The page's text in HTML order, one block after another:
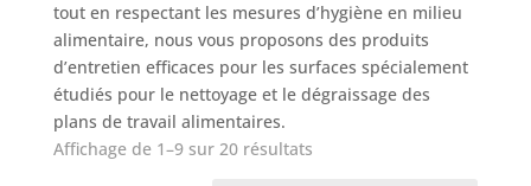
tout en respectant les mesures d’hygiène en milieu
alimentaire, nous vous proposons des produits
d’entretien efficaces pour les surfaces spécialement
étudiés pour le nettoyage et le dégraissage des
plans de travail alimentaires.
Affichage de 1–9 sur 20 résultats